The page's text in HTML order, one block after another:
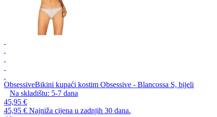
ObsessiveBikini kupaći kostim Obsessive - Blancossa S, bijeli
Na skladištu: 5-7 dana
45,95 €
45,95 € Najniža cijena u zadnjih 30 dana.